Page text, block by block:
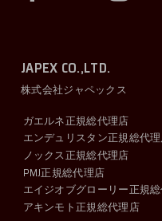
JAPEX CO.,LTD.
株式会社ジャペックス
ガエルネ正規総代理店
エンデュリスタン正規総代
ノックス正規総代理店
PMJ正規総代理店
エイジオブグローリー正規
アキンモト正規総代理店